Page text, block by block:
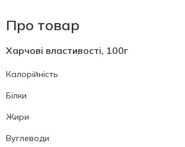
Про товар
Харчові властивості, 100г
Калорійність
Білки
Жири
Вуглеводи